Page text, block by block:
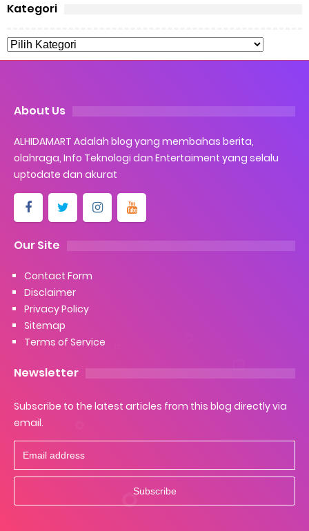
Kategori
About Us
ALHIDAMART Adalah blog yang membahas berita,
olahraga, Info Teknologi dan Entertaiment yang selalu
uptodate dan akurat
Our Site
Contact Form
Disclaimer
Privacy Policy
Sitemap
Terms of Service
Newsletter
Subscribe to the latest articles from this blog directly via
email.